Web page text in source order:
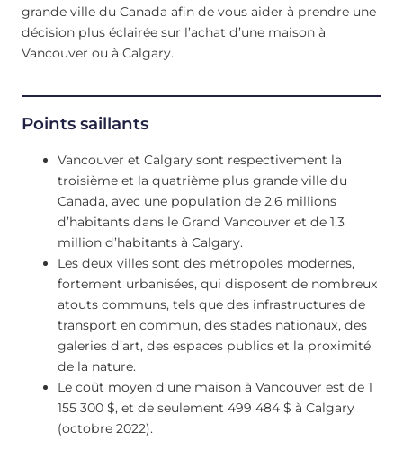
grande ville du Canada afin de vous aider à prendre une
décision plus éclairée sur l’achat d’une maison à
Vancouver ou à Calgary.
Points saillants
Vancouver et Calgary sont respectivement la
troisième et la quatrième plus grande ville du
Canada, avec une population de 2,6 millions
d’habitants dans le Grand Vancouver et de 1,3
million d’habitants à Calgary.
Les deux villes sont des métropoles modernes,
fortement urbanisées, qui disposent de nombreux
atouts communs, tels que des infrastructures de
transport en commun, des stades nationaux, des
galeries d’art, des espaces publics et la proximité
de la nature.
Le coût moyen d’une maison à Vancouver est de 1
155 300 $, et de seulement 499 484 $ à Calgary
(octobre 2022).